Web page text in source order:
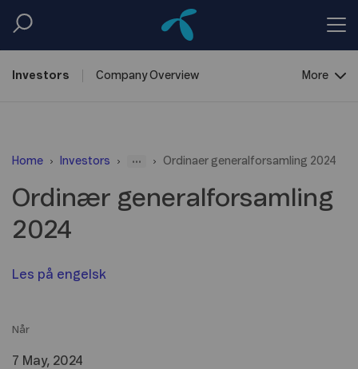
Investors CompanyOverview More
ShareholderCentre
DebtFinancing
Home Investors ... Ordinaer generalforsamling 2024
Ordinær generalforsamling
2024
Les på engelsk
Når
7 May, 2024